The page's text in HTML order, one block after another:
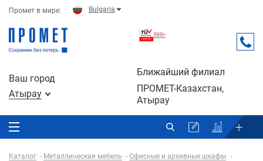
Промет в мире: Bulgaria
Ваш город
Атырау
Ближайший филиал
ПРОМЕТ-Казахстан,
Атырау
Каталог Металлическая мебель
Офисные и архивные шкафы